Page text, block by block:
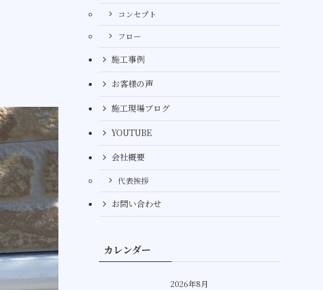
コンセプト
フロー
施工事例
お客様の声
施工現場ブログ
YOUTUBE
会社概要
代表挨拶
お問い合わせ
カレンダー
2026年8月